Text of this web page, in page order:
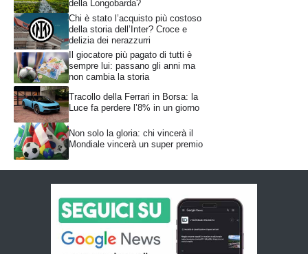
della Longobarda?
Chi è stato l’acquisto più costoso
della storia dell’Inter? Croce e
delizia dei nerazzurri
Il giocatore più pagato di tutti è
sempre lui: passano gli anni ma
non cambia la storia
Tracollo della Ferrari in Borsa: la
Luce fa perdere l’8% in un giorno
Non solo la gloria: chi vincerà il
Mondiale vincerà un super premio